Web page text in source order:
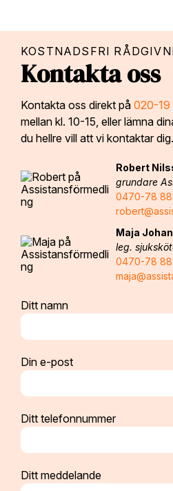
KOSTNADSFRI
Kontakta oss
Kontakta oss direkt på 020-19
mellan kl. 10-15, eller lämna
du hellre vill att vi kontaktar dig.
Robert
grundare
0470-78 88
Maja
leg.
0470-78 88
Ditt namn
Din e-post
Ditt telefonnummer
Ditt meddelande